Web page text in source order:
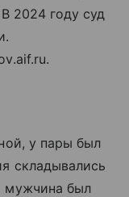
2024 году суд
у пары был
складывались
мужчина был